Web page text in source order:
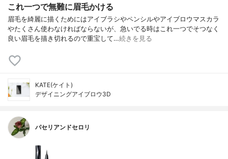
これ一つで無難に眉毛かける
眉毛を綺麗に描くためにはアイブラシやペンシルやアイブロウマスカラ
やたくさん使わなければならないが、急いでる時はこれ一つでそつなく
良い眉毛を描き切れるので重宝して…続きを見る
KATE(ケイト)
デザイニングアイブロウ3D
パセリアンドセロリ